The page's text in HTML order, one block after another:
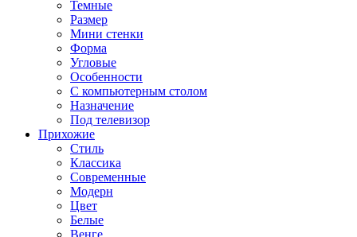
Темные
Размер
Мини стенки
Форма
Угловые
Особенности
С компьютерным столом
Назначение
Под телевизор
Прихожие
Стиль
Классика
Современные
Модерн
Цвет
Белые
Венге